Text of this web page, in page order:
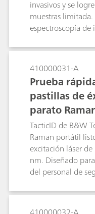
invasivos y se
muestras
espectroscopía
transmisión se
alternativos para
y no destructivas
Aunque es rápida
espectroscopía
selectividad
cambios en el
espectroscopía
combinada con
está emergiendo
valiosa para las
especificidad
útil cuando se
410000031-A
Prueba
pastillas de
parato
m
TacticID de B&W
Raman portátil
excitación láser
nm. Diseñado
del personal de
TacticID-1064
fluorescencia,